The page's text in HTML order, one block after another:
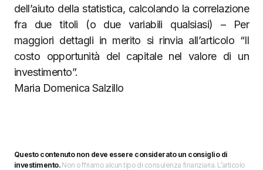
dell’aiuto della statistica, calcolando la correlazione
fra due titoli (o due variabili qualsiasi) – Per
maggiori dettagli in merito si rinvia all’articolo “Il
costo opportunità del capitale nel valore di un
investimento”.
Maria Domenica Salzillo
Questo contenuto non deve essere considerato un consiglio di
investimento.Non offriamo alcun tipo di consulenza finanziaria. L’articolo